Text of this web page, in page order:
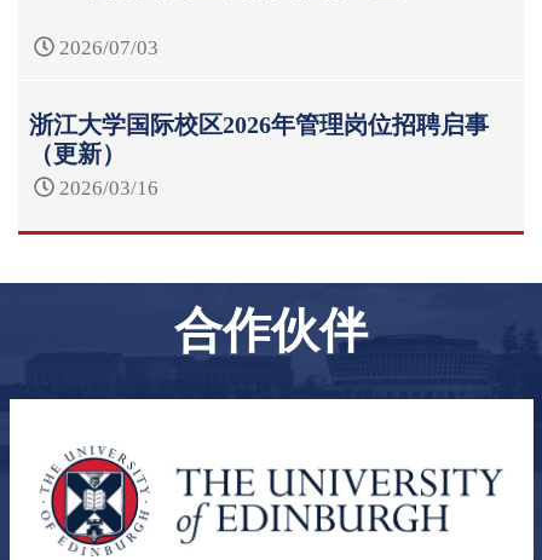
2026/07/03
浙江大学国际校区2026年管理岗位招聘启事
（更新）
2026/03/16
合作伙伴